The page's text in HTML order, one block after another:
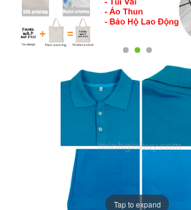
Tap to expand